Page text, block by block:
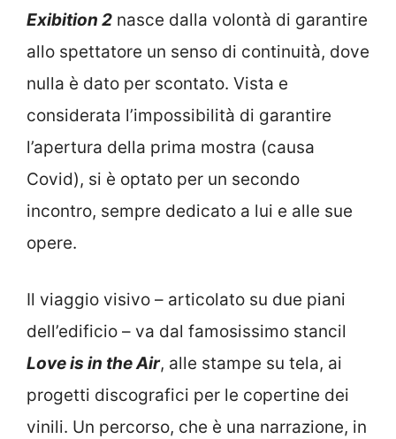
Exibition 2 nasce dalla volontà di garantire
allo spettatore un senso di continuità, dove
nulla è dato per scontato. Vista e
considerata l’impossibilità di garantire
l’apertura della prima mostra (causa
Covid), si è optato per un secondo
incontro, sempre dedicato a lui e alle sue
opere.
Il viaggio visivo – articolato su due piani
dell’edificio – va dal famosissimo stancil
Love is in the Air, alle stampe su tela, ai
progetti discografici per le copertine dei
vinili. Un percorso, che è una narrazione, in